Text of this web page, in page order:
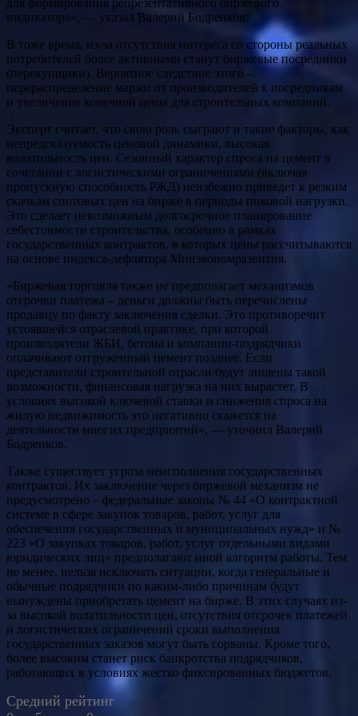
индикатора», — указал Валерий Бодренков.
В тоже время, из-за отсутствия интереса со стороны реальных
потребителей более активными станут биржевые посредники
(перекупщики). Вероятное следствие этого –
перераспределение маржи от производителей к посредникам
и увеличение конечной цены для строительных компаний.
Эксперт считает, что свою роль сыграют и такие факторы, как
непредсказуемость ценовой динамики, высокая
волатильность цен. Сезонный характер спроса на цемент в
сочетании с логистическими ограничениями (включая
пропускную способность РЖД) неизбежно приведет к резким
скачкам спотовых цен на бирже в периоды пиковой нагрузки.
Это сделает невозможным долгосрочное планирование
себестоимости строительства, особенно в рамках
государственных контрактов, в которых цены рассчитываются
на основе индекса-дефлятора Минэкономразвития.
«Биржевая торговля также не предполагает механизмов
отсрочки платежа – деньги должны быть перечислены
продавцу по факту заключения сделки. Это противоречит
устоявшейся отраслевой практике, при которой
производители ЖБИ, бетона и компании-подрядчики
оплачивают отгруженный цемент позднее. Если
представители строительной отрасли будут лишены такой
возможности, финансовая нагрузка на них вырастет. В
условиях высокой ключевой ставки и снижения спроса на
жилую недвижимость это негативно скажется на
деятельности многих предприятий», — уточнил Валерий
Бодренков.
Также существует угроза неисполнения государственных
контрактов. Их заключение через биржевой механизм не
предусмотрено – федеральные законы № 44 «О контрактной
системе в сфере закупок товаров, работ, услуг для
обеспечения государственных и муниципальных нужд» и №
223 «О закупках товаров, работ, услуг отдельными видами
юридических лиц» предполагают иной алгоритм работы. Тем
не менее, нельзя исключать ситуации, когда генеральные и
обычные подрядчики по каким-либо причинам будут
вынуждены приобретать цемент на бирже. В этих случаях из-
за высокой волатильности цен, отсутствия отсрочек платежей
и логистических ограничений сроки выполнения
государственных заказов могут быть сорваны. Кроме того,
более высоким станет риск банкротства подрядчиков,
работающих в условиях жестко фиксированных бюджетов.
Средний рейтинг